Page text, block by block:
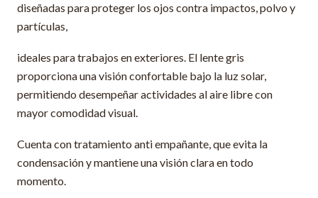
diseñadas para proteger los ojos contra impactos, polvo y
partículas,
ideales para trabajos en exteriores. El lente gris
proporciona una visión confortable bajo la luz solar,
permitiendo desempeñar actividades al aire libre con
mayor comodidad visual.
Cuenta con tratamiento anti empañante, que evita la
condensación y mantiene una visión clara en todo
momento.